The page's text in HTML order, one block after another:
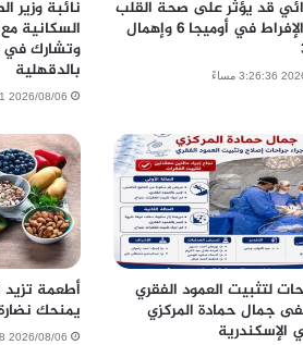
قد يؤثر على صحة القلب
والمخ.. الإفراط في أوميجا 6 وإهمال
مساءً
نائبة وزير
السكانية
وتشارك في
بالدقهلية
2026/08/06 3:23:31 مساءً
لتثبيت العمود الفقري
جمال حمادة المركزي
الإسكندرية
يمنحك
2026/08/06 3:19:18 مساءً